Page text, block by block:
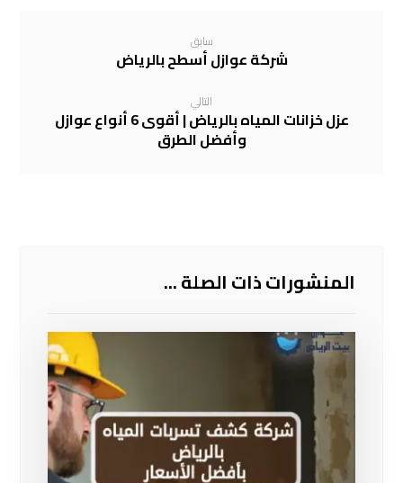
سابق
شركة عوازل أسطح بالرياض
التالي
عزل خزانات المياه بالرياض | أقوى 6 أنواع عوازل
وأفضل الطرق
المنشورات ذات الصلة ...